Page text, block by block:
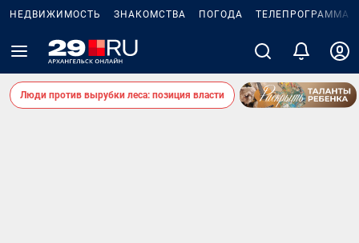
НЕДВИЖИМОСТЬ ЗНАКОМСТВА ПОГОДА ТЕЛЕПРОГРАММА
Люди против вырубки леса: позиция власти